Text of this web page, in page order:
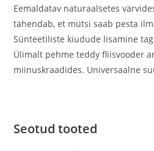
Eemaldatav naturaalsetes
tähendab, et mütsi saab pesta
Sünteetiliste kiudude lisamine
Ülimalt pehme teddy fliisvooder
miinuskraadides. Universaalne
Seotud tooted